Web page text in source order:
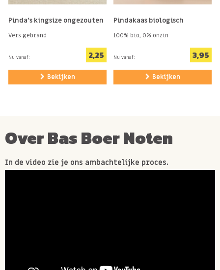
Pinda's kingsize ongezouten
Vers gebrand
Nu vanaf: 2,25
Bekijken
Pindakaas biologisch
100% bio, 0% onzin
Nu vanaf: 3,95
Bekijken
Over Bas Boer Noten
In de video zie je ons ambachtelijke proces.